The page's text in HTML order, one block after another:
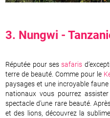
3. Nungwi -
Réputée pour sessafaris
terre de beauté. Comme pour le
paysages et une incroyable
nationaux vous pourrez
spectacle d’une rare beauté.
et des lions, découvrez la